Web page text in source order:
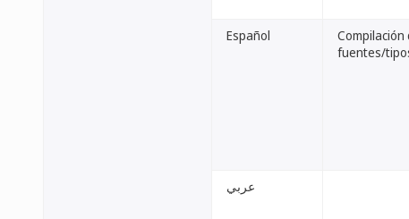
Español
fuentes/
عربي